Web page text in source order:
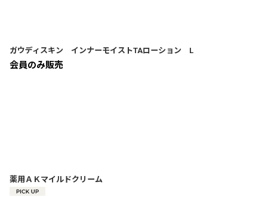
ガウディスキン インナーモイストTAローション L
会員のみ販売
薬用ＡＫマイルドクリーム